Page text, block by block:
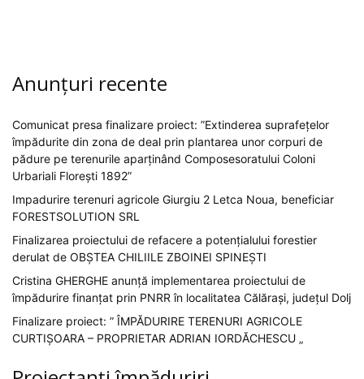
Anunțuri recente
Comunicat presa finalizare proiect: ”Extinderea suprafețelor
împădurite din zona de deal prin plantarea unor corpuri de
pădure pe terenurile aparținând Composesoratului Coloni
Urbariali Florești 1892”
Impadurire terenuri agricole Giurgiu 2 Letca Noua, beneficiar
FORESTSOLUTION SRL
Finalizarea proiectului de refacere a potențialului forestier
derulat de OBȘTEA CHILIILE ZBOINEI SPINEȘTI
Cristina GHERGHE anunță implementarea proiectului de
împădurire finanțat prin PNRR în localitatea Călărași, județul Dolj
Finalizare proiect: ” ÎMPĂDURIRE TERENURI AGRICOLE
CURTIȘOARA – PROPRIETAR ADRIAN IORDĂCHESCU „